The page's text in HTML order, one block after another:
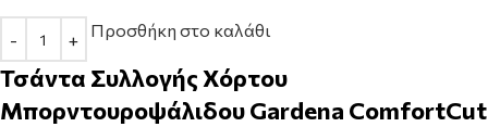
Προσθήκη στο καλάθι
Τσάντα Συλλογής Χόρτου
Μπορντουροψάλιδου Gardena ComfortCut